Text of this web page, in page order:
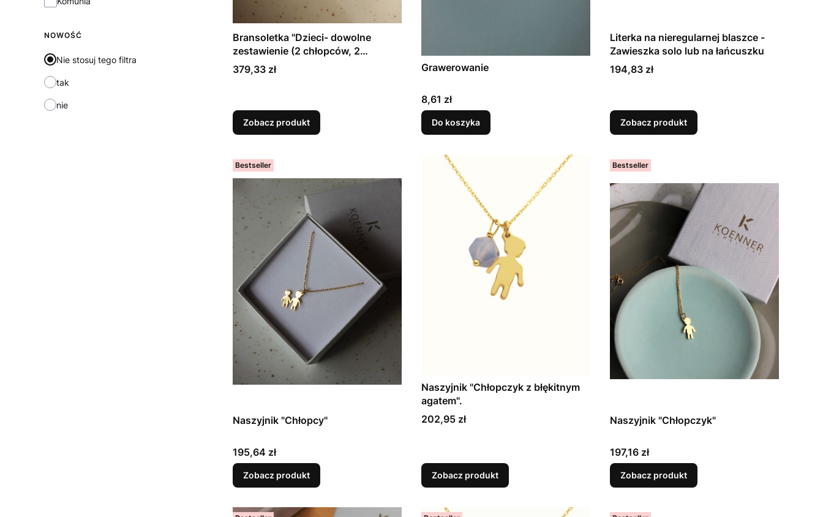
NOWOŚĆ
Nie stosuj tego filtra
tak
nie
Bransoletka "Dzieci- dowolne
zestawienie (2 chłopców, 2
dziewczynki, chłopczyk +
dziewczynka)"
Cena
379,33 zł
Zobacz produkt
Grawerowanie
Cena
8,61 zł
Do koszyka
Literka na nieregularnej blaszce -
Zawieszka solo lub na łańcuszku
Cena
194,83 zł
Zobacz produkt
Bestseller
Naszyjnik "Chłopcy"
Cena
195,64 zł
Zobacz produkt
Naszyjnik "Chłopczyk z błękitnym
agatem".
Cena
202,95 zł
Zobacz produkt
Bestseller
Naszyjnik "Chłopczyk"
Cena
197,16 zł
Zobacz produkt